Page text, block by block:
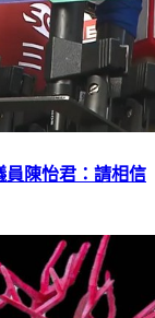
陳怡君：請相信